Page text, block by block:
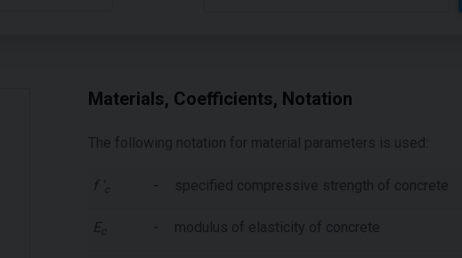
Materials, Coefficients, Notation
The following notation for material parameters is used:
f ' - specified compressive strength of concrete
E - modulus of elasticity of concrete